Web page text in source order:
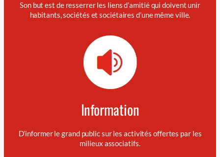
Son but est de resserrer les liens d’amitié qui doivent unir
habitants, sociétés et sociétaires d’une même ville.
Information
D’informer le grand public sur les activités offertes par les
milieux associatifs.